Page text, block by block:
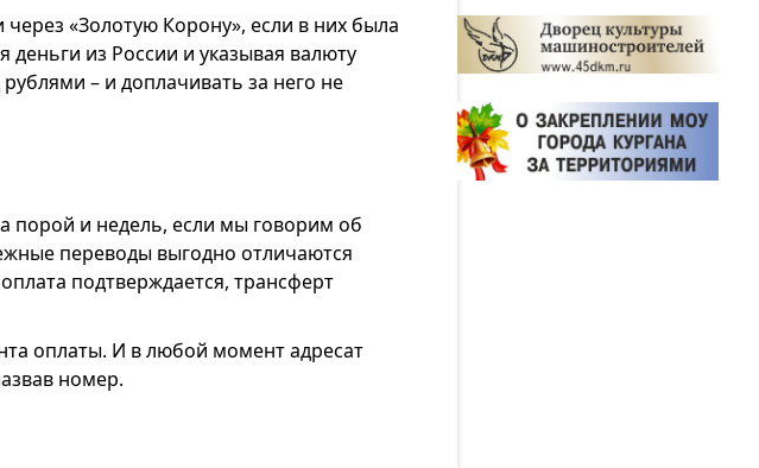
«Золотую Корону», если в них была
из России и указывая валюту
– и доплачивать за него не
порой и недель, если мы говорим об
переводы выгодно отличаются
подтверждается, трансферт
оплаты. И в любой момент адресат
номер.